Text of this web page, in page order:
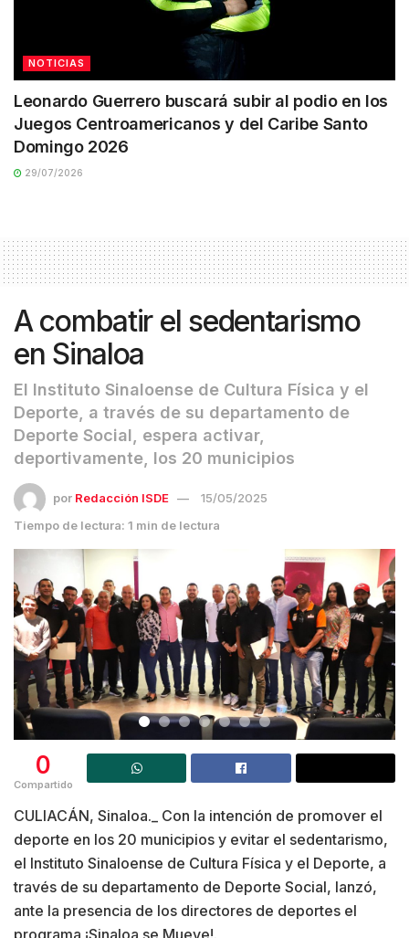
NOTICIAS
Leonardo Guerrero buscará subir al podio en los
Juegos Centroamericanos y del Caribe Santo
Domingo 2026
29/07/2026
A combatir el sedentarismo
en Sinaloa
El Instituto Sinaloense de Cultura Física y el
Deporte, a través de su departamento de
Deporte Social, espera activar,
deportivamente, los 20 municipios
por Redacción ISDE
15/05/2025
Tiempo de lectura: 1 min de lectura
0
Compartido
CULIACÁN, Sinaloa._ Con la intención de promover el
deporte en los 20 municipios y evitar el sedentarismo,
el Instituto Sinaloense de Cultura Física y el Deporte, a
través de su departamento de Deporte Social, lanzó,
ante la presencia de los directores de deportes el
programa ¡Sinaloa se Mueve!.